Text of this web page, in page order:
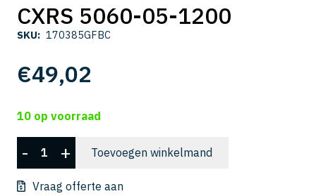
CXRS 5060-05-1200
SKU: 170385GFBC
€49,02
10 op voorraad
CXRS
5060-
05-
- + Toevoegen winkelmand
Vraag offerte aan